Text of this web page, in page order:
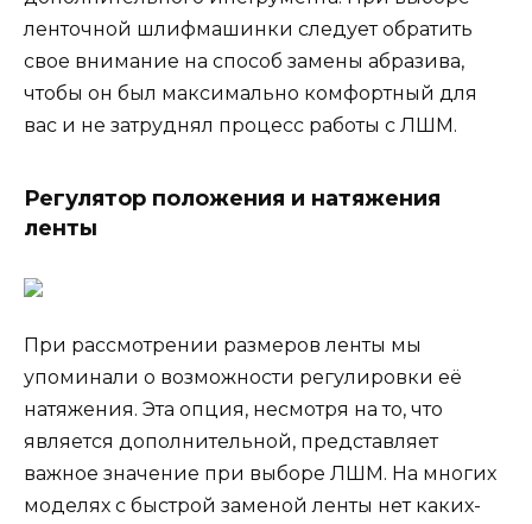
ленточной шлифмашинки следует обратить
свое внимание на способ замены абразива,
чтобы он был максимально комфортный для
вас и не затруднял процесс работы с ЛШМ.
Регулятор положения и натяжения
ленты
При рассмотрении размеров ленты мы
упоминали о возможности регулировки её
натяжения. Эта опция, несмотря на то, что
является дополнительной, представляет
важное значение при выборе ЛШМ. На многих
моделях с быстрой заменой ленты нет каких-